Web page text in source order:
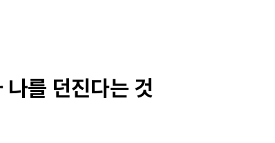
를 던진다는 것